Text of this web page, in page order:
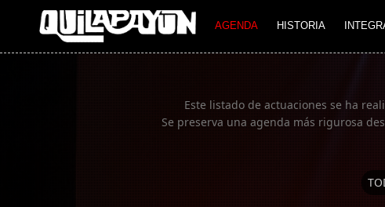
AGENDA HISTORIA
Imagen 01
Este listado de actuaciones se ha
Se preserva una agenda más rigurosa